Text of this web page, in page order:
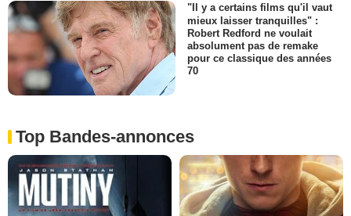
"Il y a certains films qu'il vaut
mieux laisser tranquilles" :
Robert Redford ne voulait
absolument pas de remake
pour ce classique des années
70
Top Bandes-annonces